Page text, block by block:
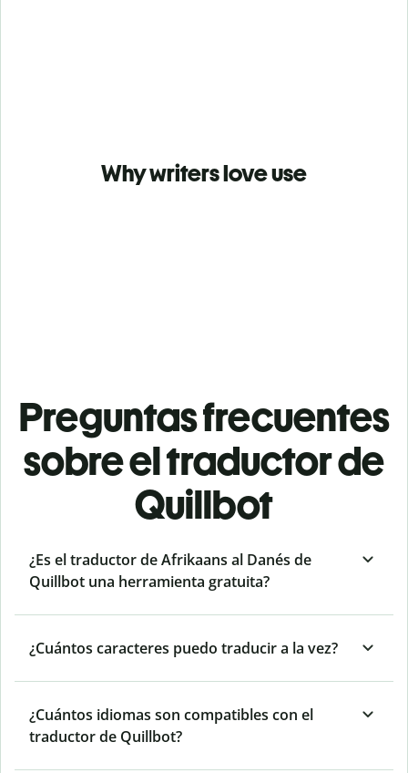
Why writers love use
Preguntas frecuentes
sobre el traductor de
Quillbot
¿Es el traductor de Afrikaans al Danés de
Quillbot una herramienta gratuita?
¿Cuántos caracteres puedo traducir a la vez?
¿Cuántos idiomas son compatibles con el
traductor de Quillbot?